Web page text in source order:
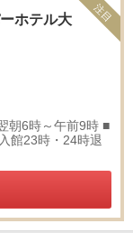
ホテル大
朝6時～午前9時 ■
館23時・24時退
注目